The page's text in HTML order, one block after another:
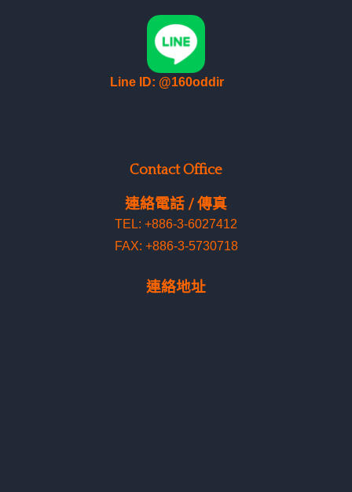
Line ID: @160oddir
Contact Office
連絡電話 / 傳真
TEL: +886-3-6027412
FAX: +886-3-5730718
連絡地址